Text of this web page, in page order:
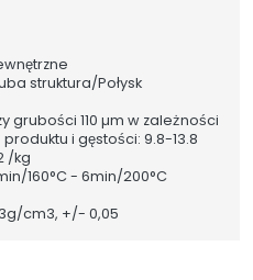
struktura/Połysk
grubości 110 µm w zależności
i gęstości: 9.8-13.8
/kg
160°C - 6min/200°C
g/cm3, +/- 0,05